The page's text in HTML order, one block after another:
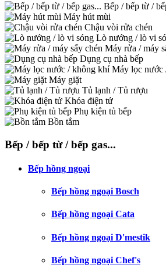
Bếp / bếp từ /
Máy hút mùi
Chậu vòi rửa chén
Lò nướng / lò vi
Máy rửa / máy
Dụng cụ nhà bếp
Máy lọc nước
Máy giặt
Tủ lạnh / Tủ rượu
Khóa điện tử
Phụ kiện tủ bếp
Bồn tắm
Bếp / bếp từ / bếp gas...
Bếp hồng ngoại
Bếp hồng ngoại Bosch
Bếp hồng ngoại Cata
Bếp hồng ngoại D'mestik
Bếp hồng ngoại Chef's